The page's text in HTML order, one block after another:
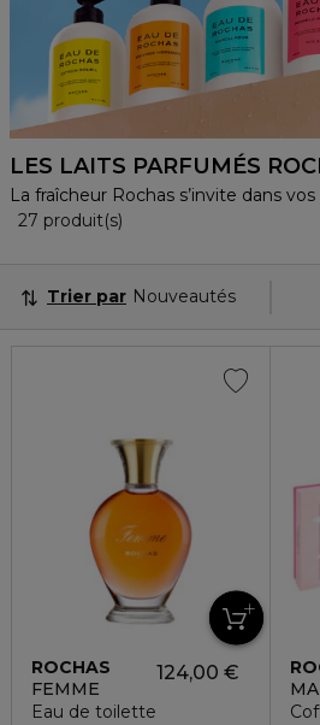
LES LAITS PARFUMÉS
La fraîcheur Rochas s’invite dans
27 produit(s)
Trier par Nouveautés
ROCHAS
FEMME
Eau de toilette
124,00 €